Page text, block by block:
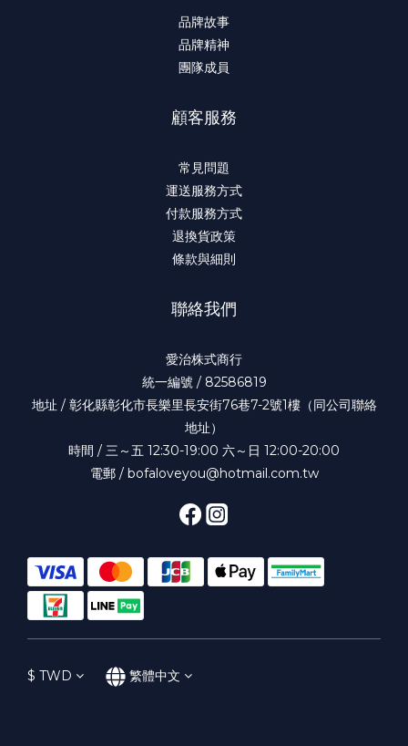
品牌故事
品牌精神
團隊成員
顧客服務
常見問題
運送服務方式
付款服務方式
退換貨政策
條款與細則
聯絡我們
愛治株式商行
統一編號 / 82586819
地址 / 彰化縣彰化市長樂里長安街76巷7-2號1樓（同公司聯絡
地址）
時間 / 三～五 12:30-19:00 六～日 12:00-20:00
電郵 / bofaloveyou@hotmail.com.tw
$ TWD 繁體中文